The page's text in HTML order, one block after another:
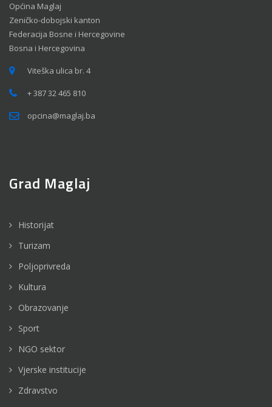
Općina Maglaj
Zeničko-dobojski kanton
Federacija Bosne i Hercegovine
Bosna i Hercegovina
Viteška ulica br. 4
+ 387 32 465 810
opcina@maglaj.ba
Grad Maglaj
Historijat
Turizam
Poljoprivreda
Kultura
Obrazovanje
Sport
NGO sektor
Vjerske institucije
Zdravstvo